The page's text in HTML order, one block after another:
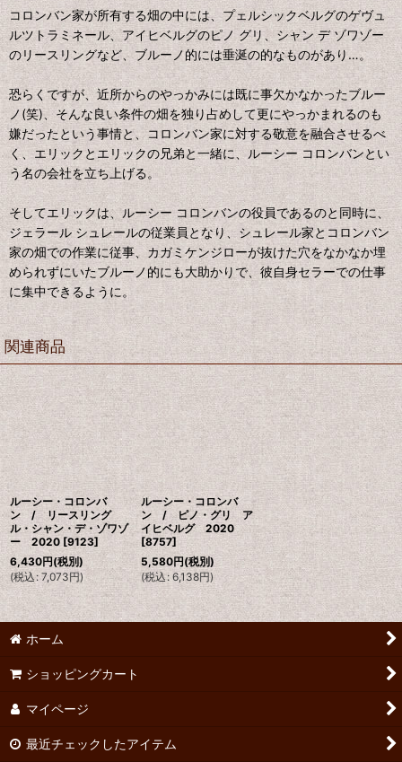
コロンバン家が所有する畑の中には、プェルシックベルグのゲヴュ
ルツトラミネール、アイヒベルグのピノ グリ、シャン デ ゾワゾー
のリースリングなど、ブルーノ的には垂涎の的なものがあり…。
恐らくですが、近所からのやっかみには既に事欠かなかったブルー
ノ(笑)、そんな良い条件の畑を独り占めして更にやっかまれるのも
嫌だったという事情と、コロンバン家に対する敬意を融合させるべ
く、エリックとエリックの兄弟と一緒に、ルーシー コロンバンとい
う名の会社を立ち上げる。
そしてエリックは、ルーシー コロンバンの役員であるのと同時に、
ジェラール シュレールの従業員となり、シュレール家とコロンバン
家の畑での作業に従事、カガミケンジローが抜けた穴をなかなか埋
められずにいたブルーノ的にも大助かりで、彼自身セラーでの仕事
に集中できるように。
関連商品
ルーシー・コロンバ
ン / リースリング
ル・シャン・デ・ゾワゾ
ー 2020 [9123]
6,430円(税別)
(税込: 7,073円)
ルーシー・コロンバ
ン / ピノ・グリ ア
イヒベルグ 2020
[8757]
5,580円(税別)
(税込 : 6,138円)
ホーム
ショッピングカート
マイページ
最近チェックしたアイテム